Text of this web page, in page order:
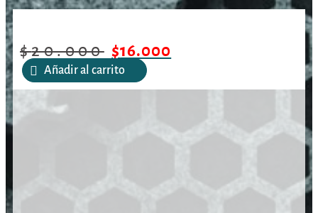
$20.000 $16.000
Añadir al carrito